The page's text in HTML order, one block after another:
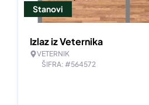
Stanovi
Izlaz iz Veternika
VETERNIK
ŠIFRA: #564572